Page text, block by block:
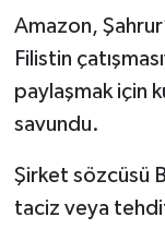
Amazon,
Filistin
paylaşmak için
savundu.
Şirket sözcüsü
taciz veya tehdit